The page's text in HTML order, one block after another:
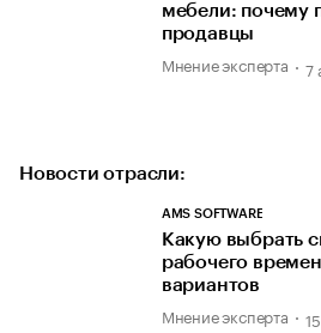
мебели: почему
продавцы
Мнение эксперта 7
Новости отрасли:
AMS SOFTWARE
Какую выбрать
рабочего
вариантов
Мнение эксперта